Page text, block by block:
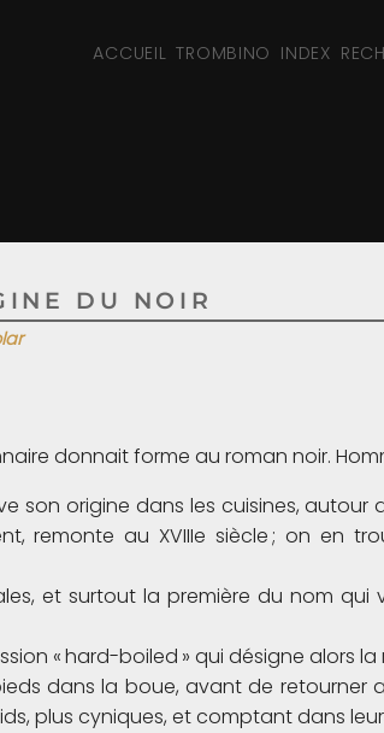
ACCUEIL TROMBINO INDEX
DU NOIR
donnait forme au roman noir.
son origine dans les cuisines,
remonte au XVIIIe siècle ; on en
et surtout la première du nom
« hard-boiled » qui désigne alors
dans la boue, avant de
plus cyniques, et comptant dans